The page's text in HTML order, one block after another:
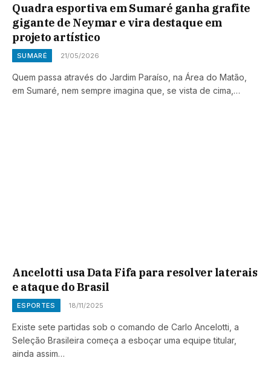
Quadra esportiva em Sumaré ganha grafite
gigante de Neymar e vira destaque em
projeto artístico
SUMARÉ 21/05/2026
Quem passa através do Jardim Paraíso, na Área do Matão,
em Sumaré, nem sempre imagina que, se vista de cima,…
Ancelotti usa Data Fifa para resolver laterais
e ataque do Brasil
ESPORTES 18/11/2025
Existe sete partidas sob o comando de Carlo Ancelotti, a
Seleção Brasileira começa a esboçar uma equipe titular,
ainda assim…